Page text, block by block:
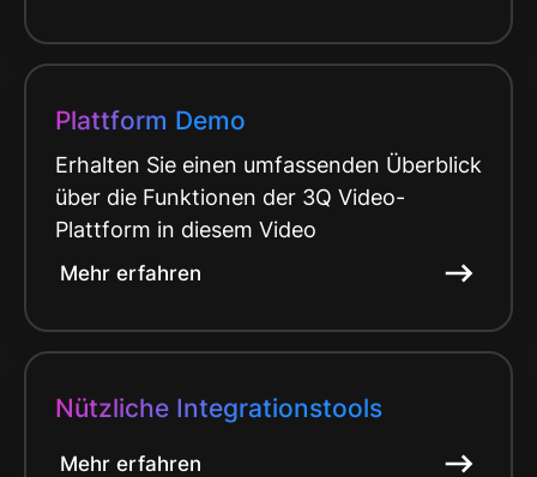
Plattform Demo
Erhalten Sie einen umfassenden Überblick
über die Funktionen der 3Q Video-
Plattform in diesem Video
Mehr erfahren
Nützliche Integrationstools
Mehr erfahren